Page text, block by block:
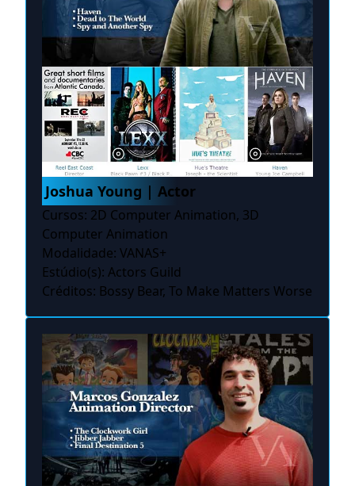
Joshua Young | Actor
Cursos: 2D Computer Animation, 3D
Computer Animation
Modalidade: VANAS+
Estúdio(s): Actors Guild
Créditos: Bossy Bear, To Make Matters Worse